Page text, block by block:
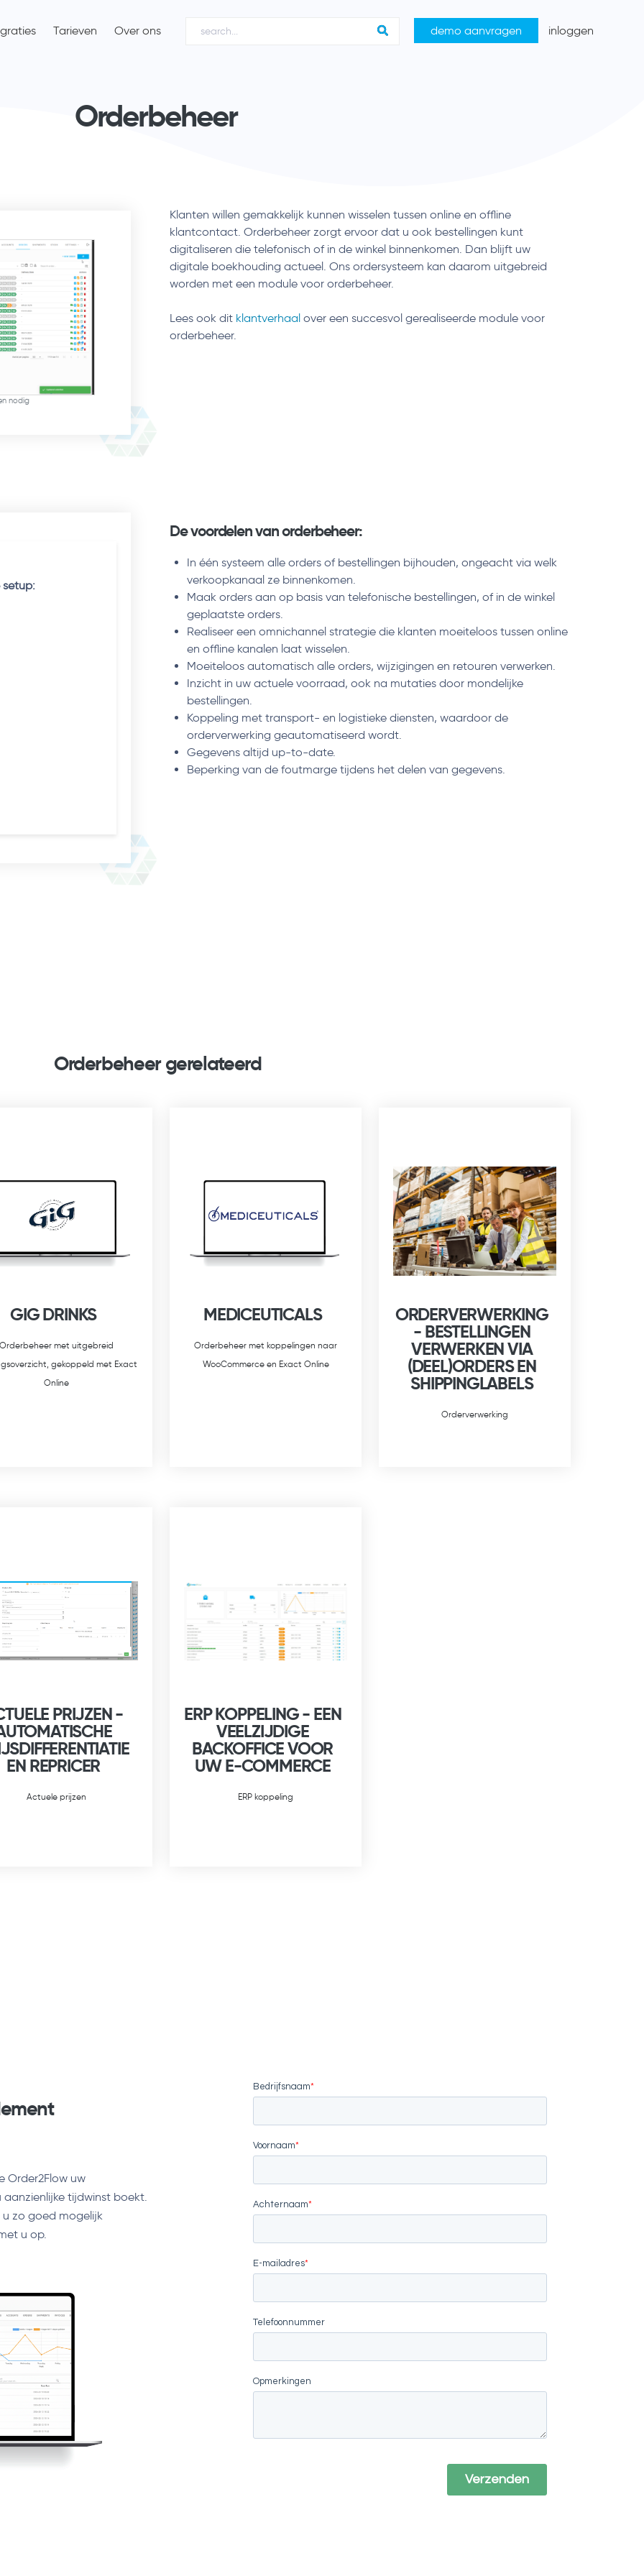
Tarieven Over ons demo aanvragen inloggen
Orderbeheer
nodig
Klanten willen gemakkelijk kunnen wisselen tussen online en offline
klantcontact. Orderbeheer zorgt ervoor dat u ook bestellingen kunt
digitaliseren die telefonisch of in de winkel binnenkomen. Dan blijft uw
digitale boekhouding actueel. Ons ordersysteem kan daarom uitgebreid
worden met een module voor orderbeheer.
Lees ook dit klantverhaal over een succesvol gerealiseerde module voor
orderbeheer.
setup:
De voordelen van orderbeheer:
In één systeem alle orders of bestellingen bijhouden, ongeacht via welk
verkoopkanaal ze binnenkomen.
Maak orders aan op basis van telefonische bestellingen, of in de winkel
geplaatste orders.
Realiseer een omnichannel strategie die klanten moeiteloos tussen online
en offline kanalen laat wisselen.
Moeiteloos automatisch alle orders, wijzigingen en retouren verwerken.
Inzicht in uw actuele voorraad, ook na mutaties door mondelijke
bestellingen.
Koppeling met transport- en logistieke diensten, waardoor de
orderverwerking geautomatiseerd wordt.
Gegevens altijd up-to-date.
Beperking van de foutmarge tijdens het delen van gegevens.
Orderbeheer gerelateerd
GIG DRINKS
Orderbeheer met uitgebreid
gekoppeld met Exact
Online
MEDICEUTICALS
Orderbeheer met koppelingen naar
WooCommerce en Exact Online
ORDERVERWERKING
- BESTELLINGEN
VERWERKEN VIA
(DEEL)ORDERS EN
SHIPPINGLABELS
Orderverwerking
PRIJZEN -
EN REPRICER
Actuele prijzen
ERP KOPPELING - EEN
VEELZIJDIGE
BACKOFFICE VOOR
UW E-COMMERCE
ERP koppeling
Order2Flow uw
tijdwinst boekt.
u zo goed mogelijk
u op.